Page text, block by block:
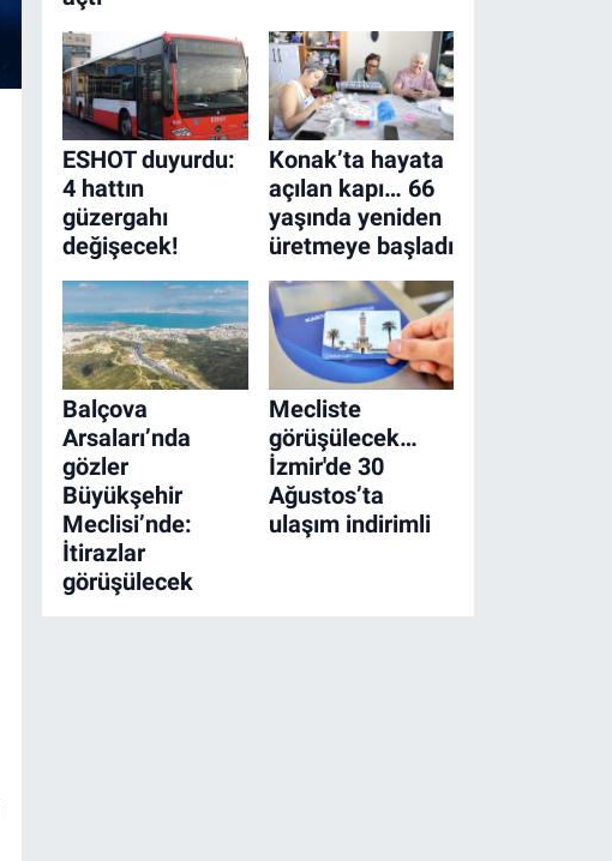
ESHOT duyurdu:
4 hattın
güzergahı
değişecek!
Konak’ta hayata
açılan kapı… 66
yaşında yeniden
üretmeye başladı
Balçova
Arsaları’nda
gözler
Büyükşehir
Meclisi’nde:
İtirazlar
görüşülecek
Mecliste
görüşülecek…
İzmir'de 30
Ağustos’ta
ulaşım indirimli